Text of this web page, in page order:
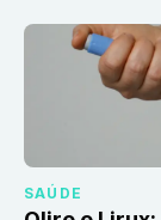
SAÚDE